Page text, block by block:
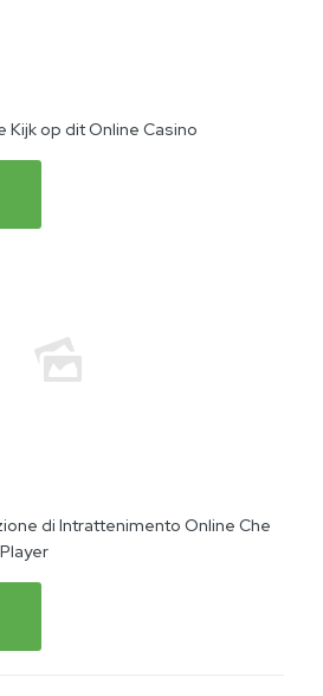
Kijk op dit Online Casino
di Intrattenimento Online Che